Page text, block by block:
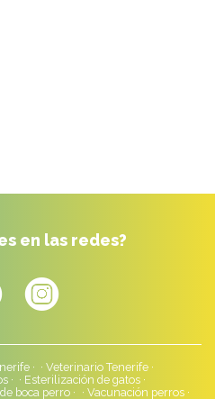
en las redes?
Veterinario Tenerife
Esterilización de gatos
boca perro
Vacunación perros